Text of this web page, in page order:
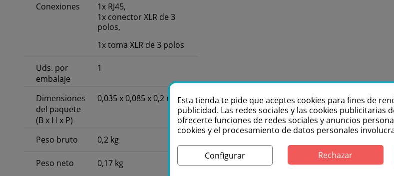
Conexiones
1x RJ45,
1x conector XLR de 3
polos,
1x toma XLR de 3 polos
Uds. por
embalaje
1
Dimensiones
del paquete
(B x H x P)
0,035 x 0,085 x 0,2 m
Peso bruto 0,2 kg
Peso neto 0,17 kg
Esta tienda te pide que aceptes cookies para fines de
publicidad. Las redes sociales y las cookies publicitarias
ofrecerte funciones de redes sociales y anuncios
cookies y el procesamiento de datos personales
Configurar Rechazar